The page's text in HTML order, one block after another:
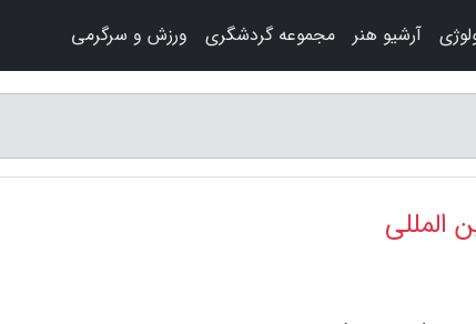
المللی
آرشیو هنر مجموعه گردشگری ورزش و سرگرمی